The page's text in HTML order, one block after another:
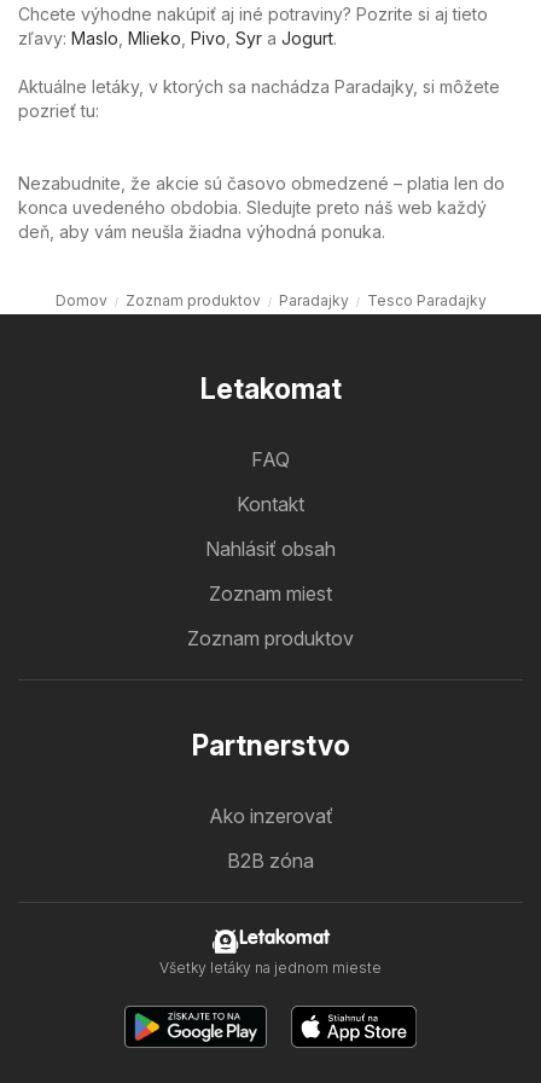
Chcete výhodne nakúpiť aj iné potraviny? Pozrite si aj tieto
zľavy: Maslo Mlieko Pivo Syr a Jogurt.
Aktuálne letáky, v ktorých sa nachádza Paradajky, si môžete
pozrieť tu:
Nezabudnite, že akcie sú časovo obmedzené – platia len do
konca uvedeného obdobia. Sledujte preto náš web každý
deň, aby vám neušla žiadna výhodná ponuka.
Domov Zoznam produktov Paradajky Tesco Paradajky
Letakomat
FAQ
Kontakt
Nahlásiť obsah
Zoznam miest
Zoznam produktov
Partnerstvo
Ako inzerovať
B2B zóna
Letakomat
Všetky letáky na jednom mieste